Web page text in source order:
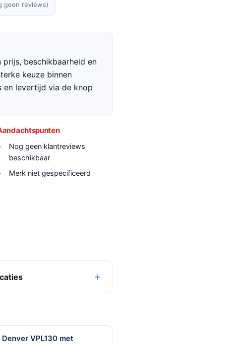
geen reviews)
prijs, beschikbaarheid en
keuze binnen
en levertijd via de knop
Nog geen klantreviews
beschikbaar
Merk niet gespecificeerd
VPL130 met